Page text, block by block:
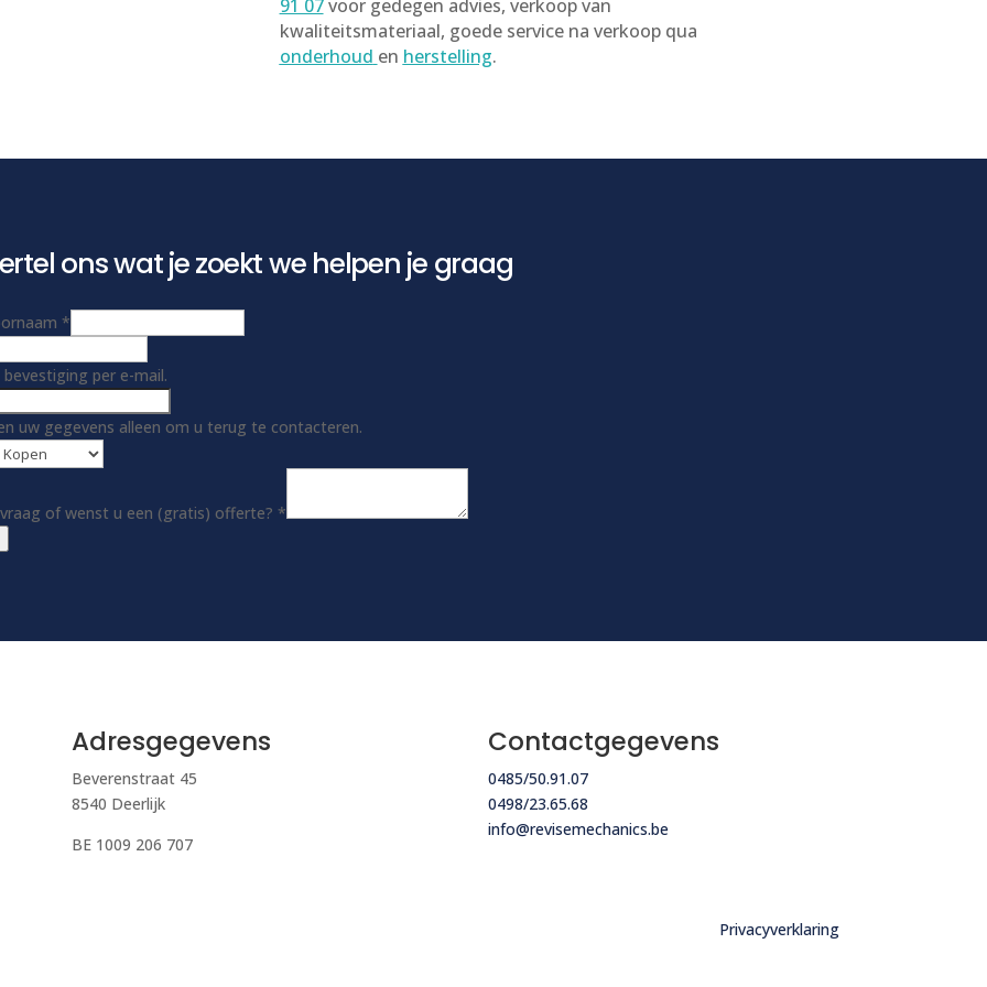
91 07voor gedegen advies, verkoop van
kwaliteitsmateriaal, goede service na verkoop qua
onderhoud en herstelling.
ons wat je zoekt we helpen je graag
*
per e-mail.
uw gegevens alleen om u terug te contacteren.
of wenst u een (gratis) offerte? *
Adresgegevens
Beverenstraat 45
8540 Deerlijk
BE 1009 206 707
Contactgegevens
0485/50.91.07
0498/23.65.68
info@revisemechanics.be
Privacyverklaring